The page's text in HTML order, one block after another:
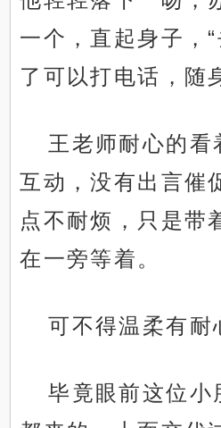
一个，直起身子，
了可以打电话，随
王老师耐心的看
互动，没有出言催
点不耐烦，只是带
在一旁等着。
可不得温柔有耐
毕竟眼前这位小